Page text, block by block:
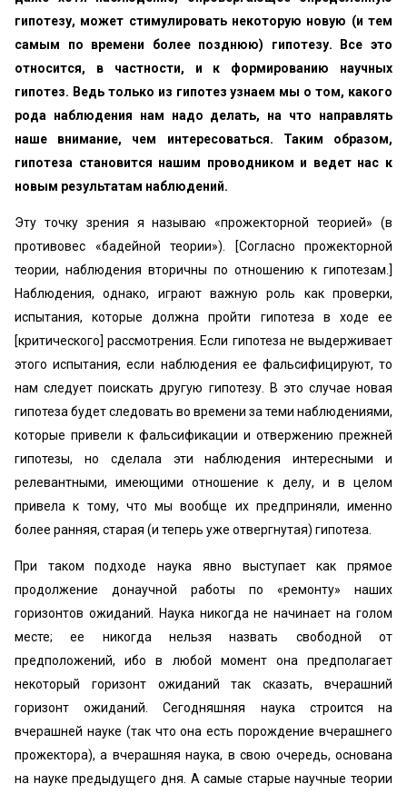
гипотезу, может стимулировать некоторую новую (и тем
самым по времени более позднюю) гипотезу. Все это
относится, в частности, и к формированию научных
гипотез. Ведь только из гипотез узнаем мы о том, какого
рода наблюдения нам надо делать, на что направлять
наше внимание, чем интересоваться. Таким образом,
гипотеза становится нашим проводником и ведет нас к
новым результатам наблюдений.
Эту точку зрения я называю «прожекторной теорией» (в
противовес «бадейной теории»). [Согласно прожекторной
теории, наблюдения вторичны по отношению к гипотезам.]
Наблюдения, однако, играют важную роль как проверки,
испытания, которые должна пройти гипотеза в ходе ее
[критического] рассмотрения. Если гипотеза не выдерживает
этого испытания, если наблюдения ее фальсифицируют, то
нам следует поискать другую гипотезу. В это случае новая
гипотеза будет следовать во времени за теми наблюдениями,
которые привели к фальсификации и отвержению прежней
гипотезы, но сделала эти наблюдения интересными и
релевантными, имеющими отношение к делу, и в целом
привела к тому, что мы вообще их предприняли, именно
более ранняя, старая (и теперь уже отвергнутая) гипотеза.
При таком подходе наука явно выступает как прямое
продолжение донаучной работы по «ремонту» наших
горизонтов ожиданий. Наука никогда не начинает на голом
месте; ее никогда нельзя назвать свободной от
предположений, ибо в любой момент она предполагает
некоторый горизонт ожиданий так сказать, вчерашний
горизонт ожиданий. Сегодняшняя наука строится на
вчерашней науке (так что она есть порождение вчерашнего
прожектора), а вчерашняя наука, в свою очередь, основана
на науке предыдущего дня. А самые старые научные теории